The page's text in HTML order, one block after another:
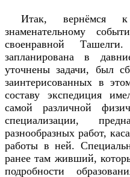
Итак, вернёмся
знаменательному
своенравной
запланирована в
уточнены задачи, был
заинтерисованных в
составу экспедиция
самой различной
специализации,
разнообразных работ,
работы в ней.
ранее там живший,
подробности